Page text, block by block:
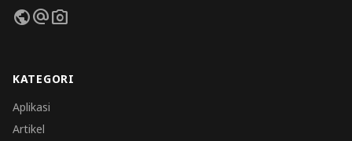
publicalternate_emailphoto_camera
KATEGORI
Aplikasi
Artikel